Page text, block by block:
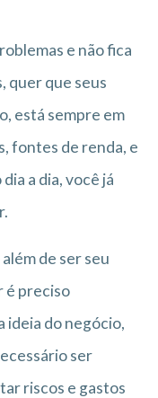
e não fica
quer que seus
está sempre em
fontes de renda, e
a dia, você já
de ser seu
é preciso
ideia do negócio,
ser
riscos e gastos